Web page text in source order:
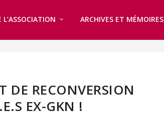
L’ASSOCIATION ARCHIVES ET MÉMOIRES
DE RECONVERSION
EX-GKN !